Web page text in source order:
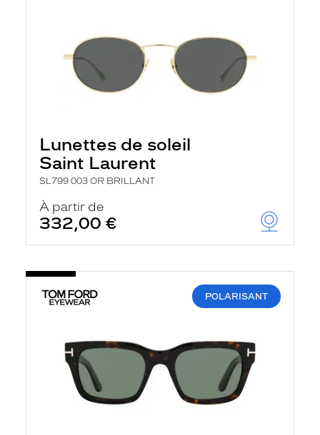
Lunettes de soleil
Saint Laurent
SL799 003 OR BRILLANT
À partir de
332,00 €
POLARISANT